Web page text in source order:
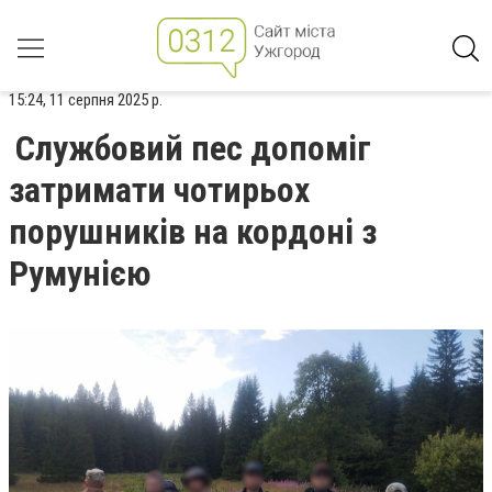
15:24, 11 серпня 2025 р.
Службовий пес допоміг
затримати чотирьох
порушників на кордоні з
Румунією